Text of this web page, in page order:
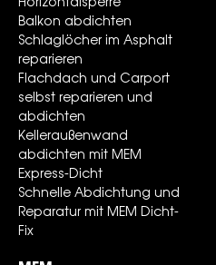
Balkon abdichten
Schlaglöcher im Asphalt
reparieren
Flachdach und Carport
selbst reparieren und
abdichten
Kelleraußenwand
abdichten mit MEM
Express-Dicht
Schnelle Abdichtung und
Reparatur mit MEM Dicht-
Fix